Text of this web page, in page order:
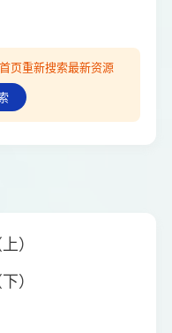
页重新搜索最新资源
）
）